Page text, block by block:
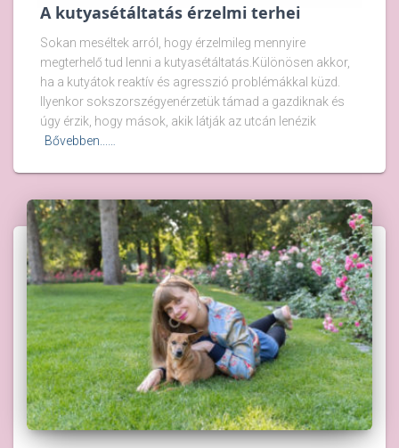
A kutyasétáltatás érzelmi terhei
Sokan meséltek arról, hogy érzelmileg mennyire
megterhelő tud lenni a kutyasétáltatás.Különösen akkor,
ha a kutyátok reaktív és agresszió problémákkal küzd.
Ilyenkor sokszorszégyenérzetük támad a gazdiknak és
úgy érzik, hogy mások, akik látják az utcán lenézik
Bővebben...…